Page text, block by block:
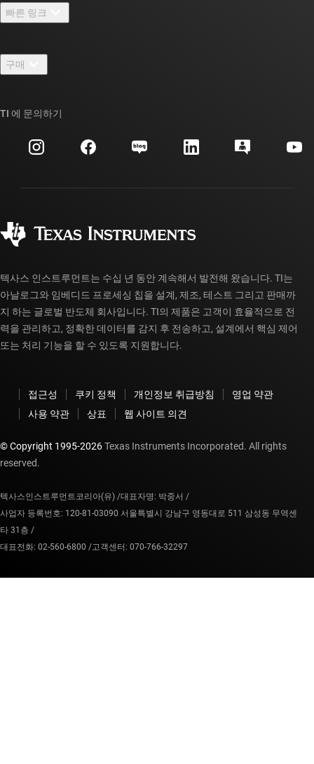
채용
뉴스룸
이벤트
투자 관계
빠른 링크
TI E2E™ 설계 지원 포럼
대체품 검색
고객 지원 센터
myTI 계정 FAQ
구매
주문 FAQ
TI 에 문의하기
텍사스 인스트루먼트는 수십 년 동안 계속해서 발전해 왔습니다. TI는
아날로그와 임베디드 프로세싱 칩을 설계, 제조, 테스트 그리고 판매까
지 하는 글로벌 반도체 회사입니다. TI의 제품은 고객이 효율적으로 전
력을 관리하고, 정확한 데이터를 감지 후 전송하고, 설계에서 핵심 제어
또는 처리 기능을 할 수 있도록 지원합니다.
접근성 쿠키 정책 개인정보 취급방침
영업 약관
사용 약관
상표 웹 사이트 의견
© Copyright 1995-2026Texas Instruments Incorporated. All rights
reserved.
텍사스인스트루먼트코리아(유) /대표자명: 박중서 /
사업자 등록번호: 120-81-03090 서울특별시 강남구 영동대로 511 삼성동 무역센
타 31층 /
대표전화: 02-560-6800 /고객센터: 070-766-32297